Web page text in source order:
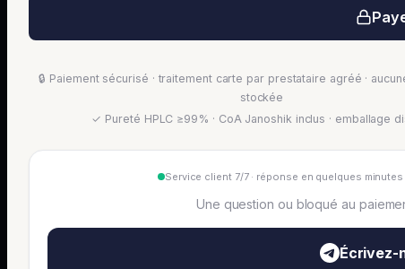
🔒 Paiement sécurisé · traitement carte par prestataire agréé ·
stockée
✓ Pureté HPLC ≥99% · CoA Janoshik inclus · emballage
Service client 7/7 · réponse en quelques minutes
Une question ou bloqué au
Écrivez-